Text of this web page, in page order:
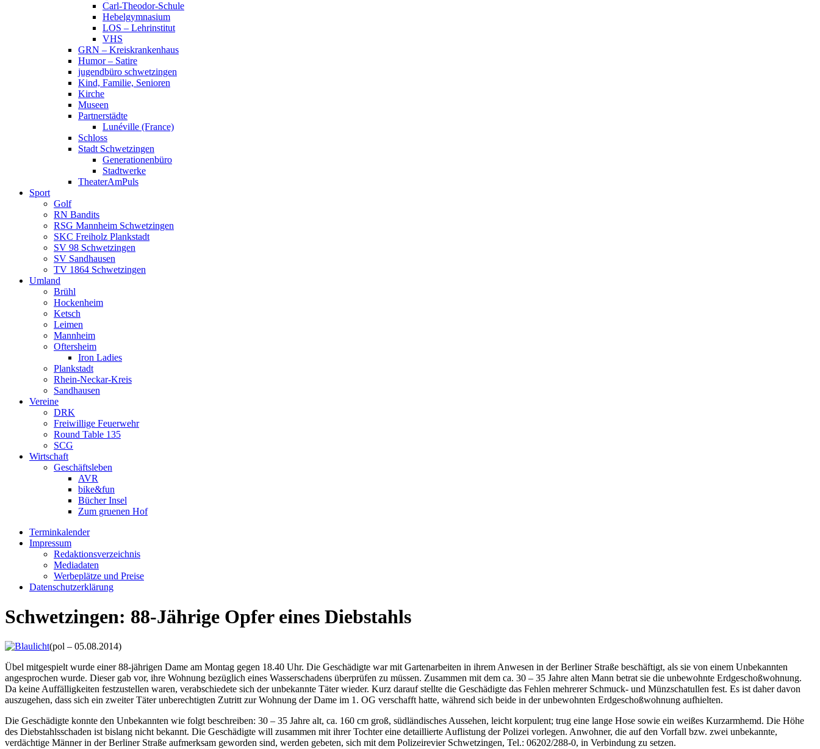
Carl-Theodor-Schule
Hebelgymnasium
LOS – Lehrinstitut
VHS
GRN – Kreiskrankenhaus
Humor – Satire
jugendbüro schwetzingen
Kind, Familie, Senioren
Kirche
Museen
Partnerstädte
Lunéville (France)
Schloss
Stadt Schwetzingen
Generationenbüro
Stadtwerke
TheaterAmPuls
Sport
Golf
RN Bandits
RSG Mannheim Schwetzingen
SKC Freiholz Plankstadt
SV 98 Schwetzingen
SV Sandhausen
TV 1864 Schwetzingen
Umland
Brühl
Hockenheim
Ketsch
Leimen
Mannheim
Oftersheim
Iron Ladies
Plankstadt
Rhein-Neckar-Kreis
Sandhausen
Vereine
DRK
Freiwillige Feuerwehr
Round Table 135
SCG
Wirtschaft
Geschäftsleben
AVR
bike&fun
Bücher Insel
Zum gruenen Hof
Terminkalender
Impressum
Redaktionsverzeichnis
Mediadaten
Werbeplätze und Preise
Datenschutzerklärung
Schwetzingen: 88-Jährige Opfer eines Diebstahls
(pol – 05.08.2014)
Übel mitgespielt wurde einer 88-jährigen Dame am Montag gegen 18.40 Uhr. Die Geschädigte war mit Gartenarbeiten in ihrem Anwesen in der Berliner Straße beschäftigt, als sie von einem Unbekannten
angesprochen wurde. Dieser gab vor, ihre Wohnung bezüglich eines Wasserschadens überprüfen zu müssen. Zusammen mit dem ca. 30 – 35 Jahre alten Mann betrat sie die unbewohnte Erdgeschoßwohnung.
Da keine Auffälligkeiten festzustellen waren, verabschiedete sich der unbekannte Täter wieder. Kurz darauf stellte die Geschädigte das Fehlen mehrerer Schmuck- und Münzschatullen fest. Es ist daher davon
auszugehen, dass sich ein zweiter Täter unberechtigten Zutritt zur Wohnung der Dame im 1. OG verschafft hatte, während sich beide in der unbewohnten Erdgeschoßwohnung aufhielten.
Die Geschädigte konnte den Unbekannten wie folgt beschreiben: 30 – 35 Jahre alt, ca. 160 cm groß, südländisches Aussehen, leicht korpulent; trug eine lange Hose sowie ein weißes Kurzarmhemd. Die Höhe
des Diebstahlsschaden ist bislang nicht bekannt. Die Geschädigte will zusammen mit ihrer Tochter eine detaillierte Auflistung der Polizei vorlegen. Anwohner, die auf den Vorfall bzw. zwei unbekannte,
verdächtige Männer in der Berliner Straße aufmerksam geworden sind, werden gebeten, sich mit dem Polizeirevier Schwetzingen, Tel.: 06202/288-0, in Verbindung zu setzen.